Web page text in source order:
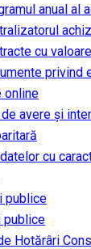
anual al
cu
privind
online
avere și
cu
publice
publice
Hotărâri